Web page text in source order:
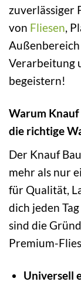
zuverlässiger
von Fliesen,
Außenbereich
Verarbeitung
begeistern!
Warum Knauf
die richtige
Der Knauf
mehr als nur
für Qualität,
dich jeden
sind die
Premium-
Universell